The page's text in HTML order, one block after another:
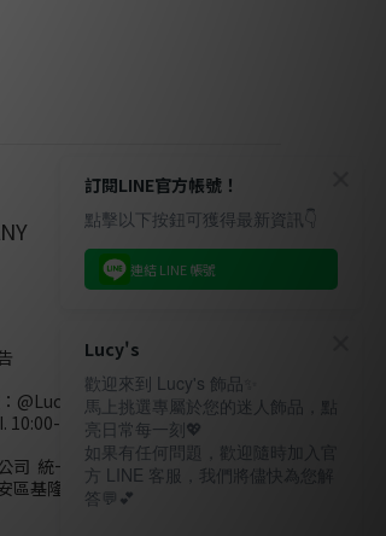
@Lucys
10:00-18:00(不含例假日)
司 統一編號28858320
區基隆路二段110號10樓
訂閱LINE官方帳號！
點擊以下按鈕可獲得最新資訊👇
連結 LINE 帳號
Lucy's
歡迎來到 Lucy's 飾品✨
馬上挑選專屬於您的迷人飾品，點
亮日常每一刻💖
如果有任何問題，歡迎隨時加入官
方 LINE 客服，我們將儘快為您解
答💬💕